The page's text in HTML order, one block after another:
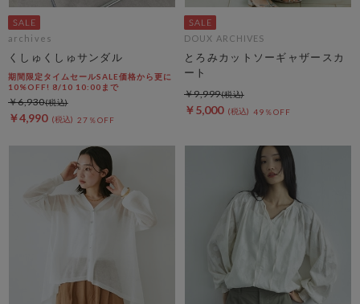
archives
くしゅくしゅサンダル
期間限定タイムセールSALE価格から更に
10%OFF! 8/10 10:00まで
￥4,990 27％OFF
￥6,930
DOUX ARCHIVES
とろみカットソーギャザースカ
ート
￥5,000 49％OFF
￥9,999